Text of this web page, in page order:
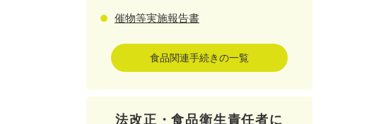
催物等実施報告書
食品関連手続きの一覧
法改正・食品衛生責任者に